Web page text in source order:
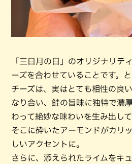
「三日月の日」のオリジナリテ
ーズを合わせていることです。
チーズは、実はとても相性の良
なり合い、鮭の旨味に独特で濃
わって絶妙な味わいを生み出し
そこに砕いたアーモンドがカリ
しいアクセントに。
さらに、添えられたライムをキ